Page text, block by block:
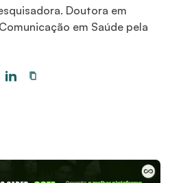
Doutora em
em Saúde pela